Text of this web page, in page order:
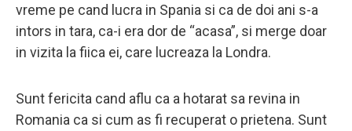
vreme pe cand lucra in Spania si ca de doi ani s-a
intors in tara, ca-i era dor de “acasa”, si merge doar
in vizita la fiica ei, care lucreaza la Londra.
Sunt fericita cand aflu ca a hotarat sa revina in
Romania ca si cum as fi recuperat o prietena. Sunt